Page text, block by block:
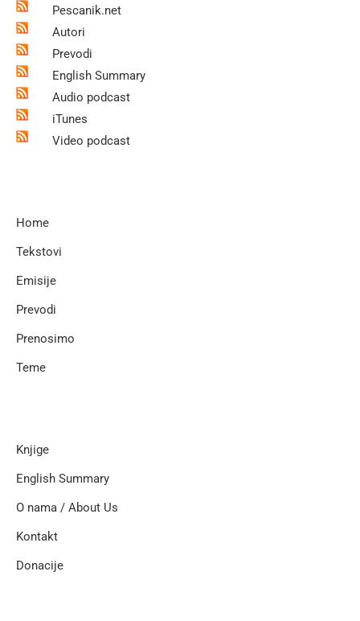
Pescanik.net
Autori
Prevodi
English Summary
Audio podcast
iTunes
Video podcast
Home
Tekstovi
Emisije
Prevodi
Prenosimo
Teme
Knjige
English Summary
O nama / About Us
Kontakt
Donacije